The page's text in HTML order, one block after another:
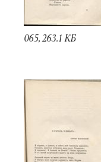
065, 263.1 КБ